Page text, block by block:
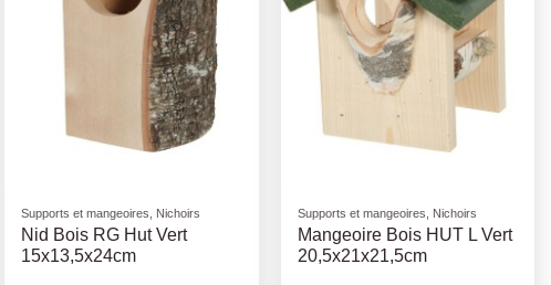
Supports et mangeoires, Nichoirs
Nid Bois RG Hut Vert
15x13,5x24cm
Supports et mangeoires, Nichoirs
Mangeoire Bois HUT L Vert
20,5x21x21,5cm